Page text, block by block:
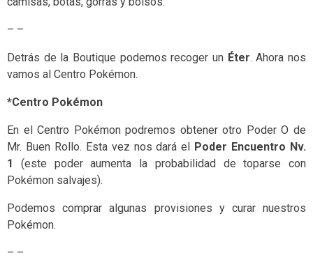
– –
Detrás de la Boutique podemos recoger un Éter. Ahora nos
vamos al Centro Pokémon.
*Centro Pokémon
En el Centro Pokémon podremos obtener otro Poder O de
Mr. Buen Rollo. Esta vez nos dará el Poder Encuentro Nv.
1
(este poder aumenta la probabilidad de toparse con
Pokémon salvajes).
Podemos comprar algunas provisiones y curar nuestros
Pokémon.
– –